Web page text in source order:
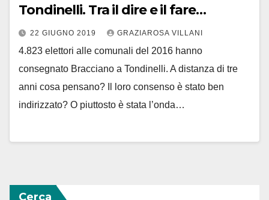
Tondinelli. Tra il dire e il fare…
22 GIUGNO 2019 GRAZIAROSA VILLANI
4.823 elettori alle comunali del 2016 hanno
consegnato Bracciano a Tondinelli. A distanza di tre
anni cosa pensano? Il loro consenso è stato ben
indirizzato? O piuttosto è stata l’onda…
Cerca